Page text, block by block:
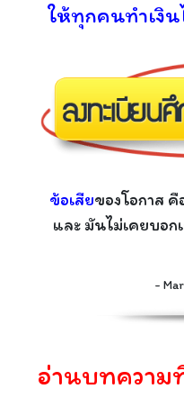
ให้ทุกคนทำเงิ
ข้อเสียของโอกาส
และ มันไม่เคยบอก
-
อ่านบทความ